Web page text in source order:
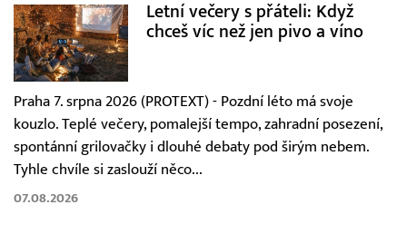
Letní večery s přáteli: Když
chceš víc než jen pivo a víno
Praha 7. srpna 2026 (PROTEXT) - Pozdní léto má svoje
kouzlo. Teplé večery, pomalejší tempo, zahradní posezení,
spontánní grilovačky i dlouhé debaty pod širým nebem.
Tyhle chvíle si zaslouží něco...
07.08.2026